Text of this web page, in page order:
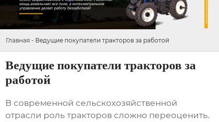
Главная - Ведущие покупатели тракторов за работой
Ведущие покупатели тракторов за
работой
В современной сельскохозяйственной
отрасли роль тракторов сложно переоценить.